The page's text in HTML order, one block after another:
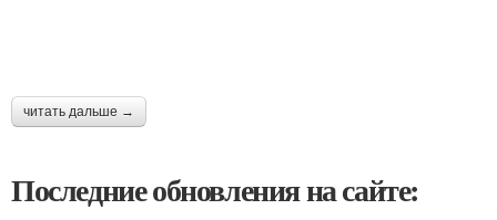
читать дальше →
Последние обновления на сайте: